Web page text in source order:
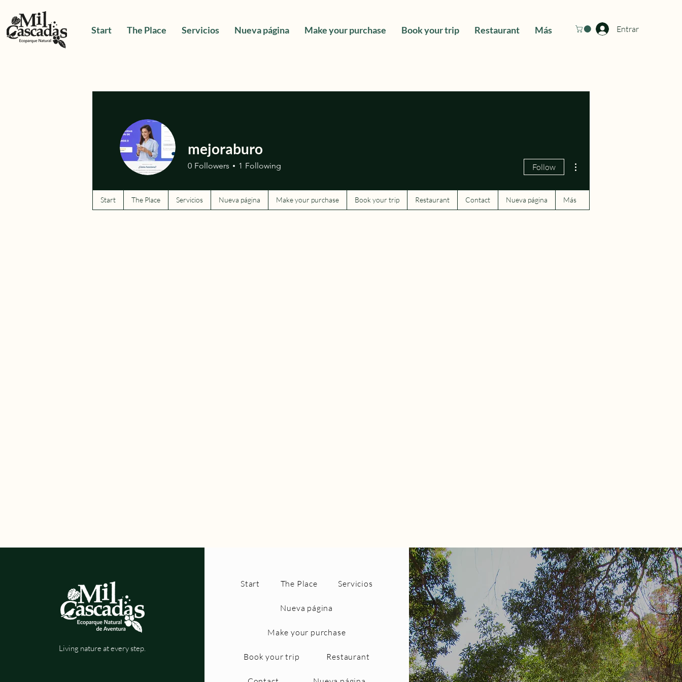
Start The Place Servicios Nueva página Make your purchase Book your trip Restaurant Más Entrar
mejoraburo
0 Followers 1 Following Follow
Start The Place Servicios Nueva página Make your purchase Book your trip Restaurant Contact Nueva página Más
Living nature at every step.
Start The Place Servicios
Nueva página
Make your purchase
Book your trip Restaurant